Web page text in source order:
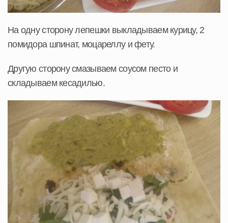
На одну сторону лепешки выкладываем курицу, 2
помидора шпинат, моцареллу и фету.
Другую сторону смазываем соусом песто и
складываем кесадилью.